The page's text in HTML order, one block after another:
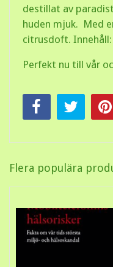
destillat av
huden mjuk. Med
citrusdoft. Innehåll:
Perfekt nu till vår
Flera populära